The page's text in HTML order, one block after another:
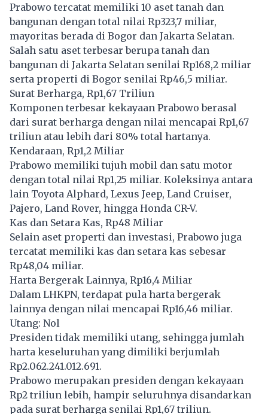
Prabowo tercatat memiliki 10 aset tanah dan
bangunan dengan total nilai Rp323,7 miliar,
mayoritas berada di Bogor dan Jakarta Selatan.
Salah satu aset terbesar berupa tanah dan
bangunan di Jakarta Selatan senilai Rp168,2 miliar
serta properti di Bogor senilai Rp46,5 miliar.
Surat Berharga, Rp1,67 Triliun
Komponen terbesar kekayaan Prabowo berasal
dari surat berharga dengan nilai mencapai Rp1,67
triliun atau lebih dari 80% total hartanya.
Kendaraan, Rp1,2 Miliar
Prabowo memiliki tujuh mobil dan satu motor
dengan total nilai Rp1,25 miliar. Koleksinya antara
lain Toyota Alphard, Lexus Jeep, Land Cruiser,
Pajero, Land Rover, hingga Honda CR-V.
Kas dan Setara Kas, Rp48 Miliar
Selain aset properti dan investasi, Prabowo juga
tercatat memiliki kas dan setara kas sebesar
Rp48,04 miliar.
Harta Bergerak Lainnya, Rp16,4 Miliar
Dalam LHKPN, terdapat pula harta bergerak
lainnya dengan nilai mencapai Rp16,46 miliar.
Utang: Nol
Presiden tidak memiliki utang, sehingga jumlah
harta keseluruhan yang dimiliki berjumlah
Rp2.062.241.012.691.
Prabowo merupakan presiden dengan kekayaan
Rp2 triliun lebih, hampir seluruhnya disandarkan
pada surat berharga senilai Rp1,67 triliun.